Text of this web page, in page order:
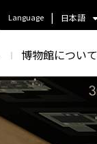
Language | 日本語
博物館について